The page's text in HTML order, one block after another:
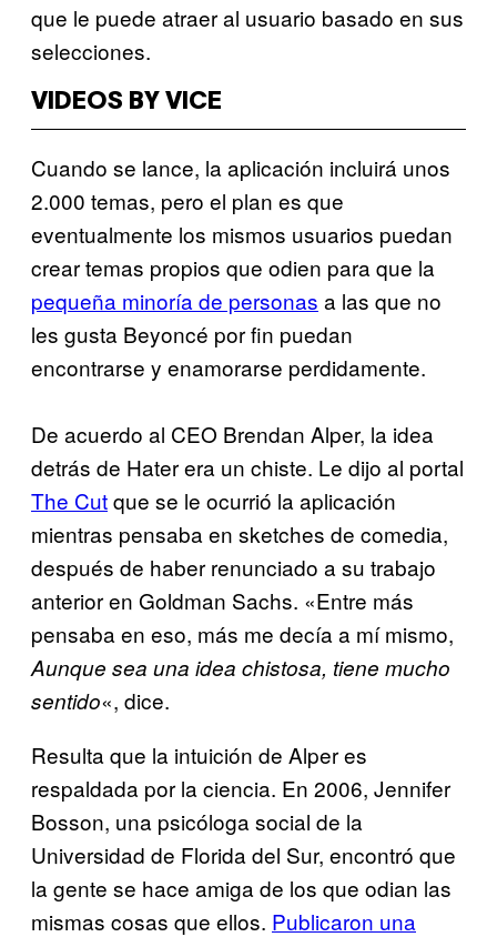
que le puede atraer al usuario basado en sus
selecciones.
VIDEOS BY VICE
Cuando se lance, la aplicación incluirá unos
2.000 temas, pero el plan es que
eventualmente los mismos usuarios puedan
crear temas propios que odien para que la
pequeña minoría de personas a las que no
les gusta Beyoncé por fin puedan
encontrarse y enamorarse perdidamente.
De acuerdo al CEO Brendan Alper, la idea
detrás de Hater era un chiste. Le dijo al portal
The Cutque se le ocurrió la aplicación
mientras pensaba en sketches de comedia,
después de haber renunciado a su trabajo
anterior en Goldman Sachs. «Entre más
pensaba en eso, más me decía a mí mismo,
Aunque sea una idea chistosa, tiene mucho
sentido«, dice.
Resulta que la intuición de Alper es
respaldada por la ciencia. En 2006, Jennifer
Bosson, una psicóloga social de la
Universidad de Florida del Sur, encontró que
la gente se hace amiga de los que odian las
mismas cosas que ellos. Publicaron una